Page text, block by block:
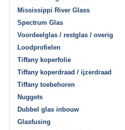
Mississippi River Glass
Spectrum Glas
Voordeelglas / restglas / overig
Loodprofielen
Tiffany koperfolie
Tiffany koperdraad / ijzerdraad
Tiffany toebehoren
Nuggets
Dubbel glas inbouw
Glasfusing